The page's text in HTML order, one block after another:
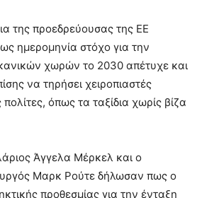
της προεδρεύουσας της ΕΕ
ημερομηνία στόχο για την
χωρών το 2030 απέτυχε και
να τηρήσει χειροπιαστές
όπως τα ταξίδια χωρίς βίζα
Άγγελα Μέρκελ και ο
Μαρκ Ρούτε δήλωσαν πως ο
προθεσμίας για την ένταξη